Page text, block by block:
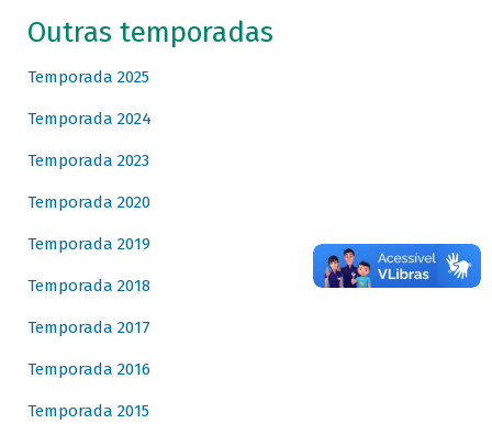
Outras temporadas
Temporada 2025
Temporada 2024
Temporada 2023
Temporada 2020
Temporada 2019
Temporada 2018
Temporada 2017
Temporada 2016
Temporada 2015